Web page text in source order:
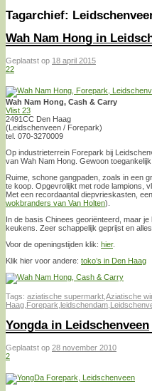
Tagarchief:
Wah Nam Hong in
Geplaatst op 18 april 2015
22
Wah Nam Hong, Cash & Carry
Vlist 23
2491CC Den Haag
(Leidschenveen / Forepark)
tel. 070-3270009
Op industrieterrein Forepark bij
van Wah Nam Hong. Gewoon
Ruime, schone gangpaden, zoals in een
te koop. Opgevrolijkt met rode lampions,
Met een recordaantal diepvrieskasten,
wokbranders van Van Holten).
In de basis Chinees georiënteerd, maar
keukens. Zeer schappelijk geprijst en
Voor de openingstijden klik: hier.
Klik hier voor andere: toko’s in Den Haag
Tags: aziatische supermarkt Aziatische
Haag Forepark leidschendam
Yongda in Leidschenveen
Geplaatst op 28 november 2010
2